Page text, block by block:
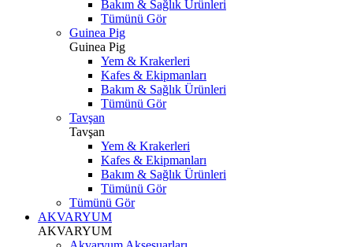
Bakım & Sağlık Ürünleri
Tümünü Gör
Guinea Pig
Guinea Pig
Yem & Krakerleri
Kafes & Ekipmanları
Bakım & Sağlık Ürünleri
Tümünü Gör
Tavşan
Tavşan
Yem & Krakerleri
Kafes & Ekipmanları
Bakım & Sağlık Ürünleri
Tümünü Gör
Tümünü Gör
AKVARYUM
AKVARYUM